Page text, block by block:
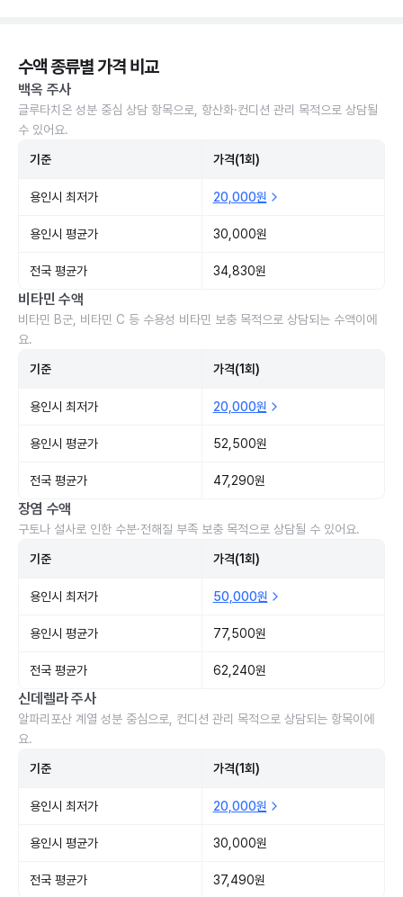
수액 종류별 가격 비교
백옥 주사
글루타치온 성분 중심 상담 항목으로, 항산화·컨디션 관리 목적으로 상담될
수 있어요.
기준 가격(1회)
용인시 최저가 20,000원
용인시 평균가 30,000원
전국 평균가 34,830원
비타민 수액
비타민 B군, 비타민 C 등 수용성 비타민 보충 목적으로 상담되는 수액이에
요.
기준 가격(1회)
용인시 최저가 20,000원
용인시 평균가 52,500원
전국 평균가 47,290원
장염 수액
구토나 설사로 인한 수분·전해질 부족 보충 목적으로 상담될 수 있어요.
기준 가격(1회)
용인시 최저가 50,000원
용인시 평균가 77,500원
전국 평균가 62,240원
신데렐라 주사
알파리포산 계열 성분 중심으로, 컨디션 관리 목적으로 상담되는 항목이에
요.
기준 가격(1회)
용인시 최저가 20,000원
용인시 평균가 30,000원
전국 평균가 37,490원